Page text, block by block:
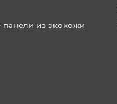
панели из экокожи